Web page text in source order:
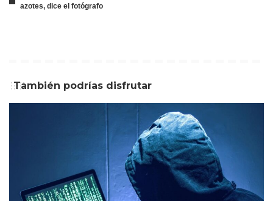
azotes, dice el fotógrafo
También podrías disfrutar